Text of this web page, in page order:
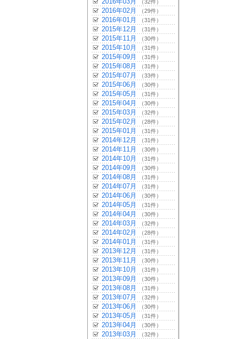
（32件）
2016年02月 （29件）
2016年01月 （31件）
2015年12月 （31件）
2015年11月 （30件）
2015年10月 （31件）
2015年09月 （31件）
2015年08月 （31件）
2015年07月 （33件）
2015年06月 （30件）
2015年05月 （31件）
2015年04月 （30件）
2015年03月 （32件）
2015年02月 （28件）
2015年01月 （31件）
2014年12月 （31件）
2014年11月 （30件）
2014年10月 （31件）
2014年09月 （30件）
2014年08月 （31件）
2014年07月 （31件）
2014年06月 （30件）
2014年05月 （31件）
2014年04月 （30件）
2014年03月 （32件）
2014年02月 （28件）
2014年01月 （31件）
2013年12月 （31件）
2013年11月 （30件）
2013年10月 （31件）
2013年09月 （30件）
2013年08月 （31件）
2013年07月 （32件）
2013年06月 （30件）
2013年05月 （31件）
2013年04月 （30件）
2013年03月 （32件）